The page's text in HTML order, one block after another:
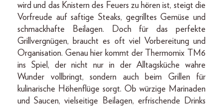
wird und das Knistern des Feuers zu hören ist, steigt die
Vorfreude auf saftige Steaks, gegrilltes Gemüse und
schmackhafte Beilagen. Doch für das perfekte
Grillvergnügen, braucht es oft viel Vorbereitung und
Organisation. Genau hier kommt der Thermomix TM6
ins Spiel, der nicht nur in der Alltagsküche wahre
Wunder vollbringt, sondern auch beim Grillen für
kulinarische Höhenflüge sorgt. Ob würzige Marinaden
und Saucen, vielseitige Beilagen, erfrischende Drinks